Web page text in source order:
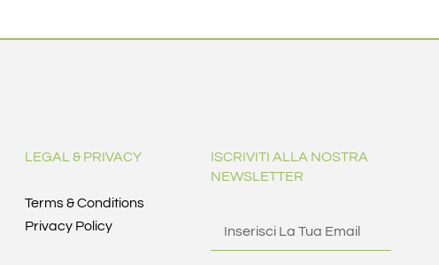
LEGAL & PRIVACY
Terms & Conditions
Privacy Policy
ISCRIVITI ALLA NOSTRA
NEWSLETTER